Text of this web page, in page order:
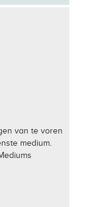
van te voren
medium.